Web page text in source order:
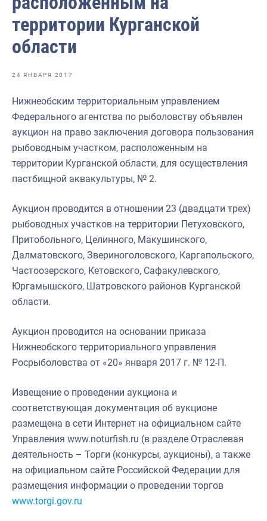
Отраслевые СМИ
Выставки и конференции
Научно-практическая литература
Рыбоохрана России
Отрасль в цифрах
Инфографика
Большая африканская экспедиция
Укрепление духовно-нравственных ценностей
территории Курганской
области
24 ЯНВАРЯ 2017
Нижнеобским территориальным управлением
Федерального агентства по рыболовству объявлен
аукцион на право заключения договора пользования
рыбоводным участком, расположенным на
территории Курганской области, для осуществления
пастбищной аквакультуры, № 2.
Аукцион проводится в отношении 23 (двадцати трех)
рыбоводных участков на территории Петуховского,
Притобольного, Целинного, Макушинского,
Далматовского, Звериноголовского, Каргапольского,
Частоозерского, Кетовского, Сафакулевского,
Юргамышского, Шатровского районов Курганской
области.
Аукцион проводится на основании приказа
Нижнеобского территориального управления
Росрыболовства от «20» января 2017 г. № 12-П.
Извещение о проведении аукциона и
соответствующая документация об аукционе
размещена в сети Интернет на официальном сайте
Управления www.noturfish.ru (в разделе Отраслевая
деятельность – Торги (конкурсы, аукционы), а также
на официальном сайте Российской Федерации для
размещения информации о проведении торгов
www.torgi.gov.ru